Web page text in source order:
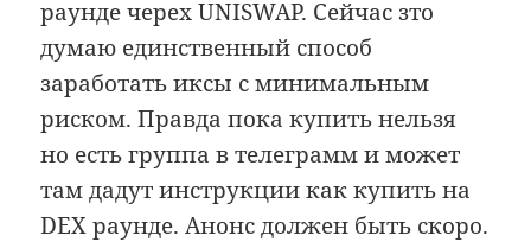
payнде чepex UNISWAP. Сейчас зто
думаю единственный способ
заработать иксы с минимальным
риском. Правда пока купить нельзя
но есть группа в телеграмм и может
там дадут инструкции как купить на
DEX payнде. Анонс должен быть скoро.